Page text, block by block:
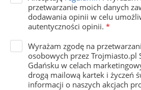
przetwarzanie moich danych
dodawania opinii w celu
autentyczności opinii. *
Wyrażam zgodę na
osobowych przez Trojmiasto.pl
Gdańsku w celach
drogą mailową kartek i życzeń
informacji o naszych akcjach